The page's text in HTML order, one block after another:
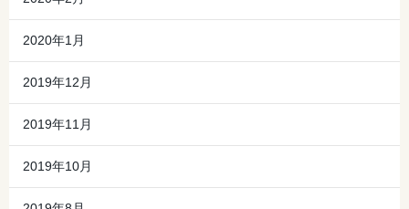
2020年1月
2019年12月
2019年11月
2019年10月